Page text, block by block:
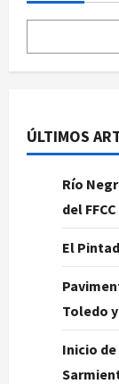
ÚLTIMOS
Río
del FFCC
El
Toledo
Inicio